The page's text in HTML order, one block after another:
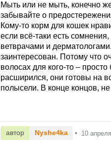
Мыть или не мыть, конечно
забывайте о
Кому-то корм для кошек
если всё-таки есть
ветврачами и
заинтересован. Потому что
волосах для кого-то –
расширился, они готовы на
полысели. В конце концов,
автор Nyshe4ka • 10